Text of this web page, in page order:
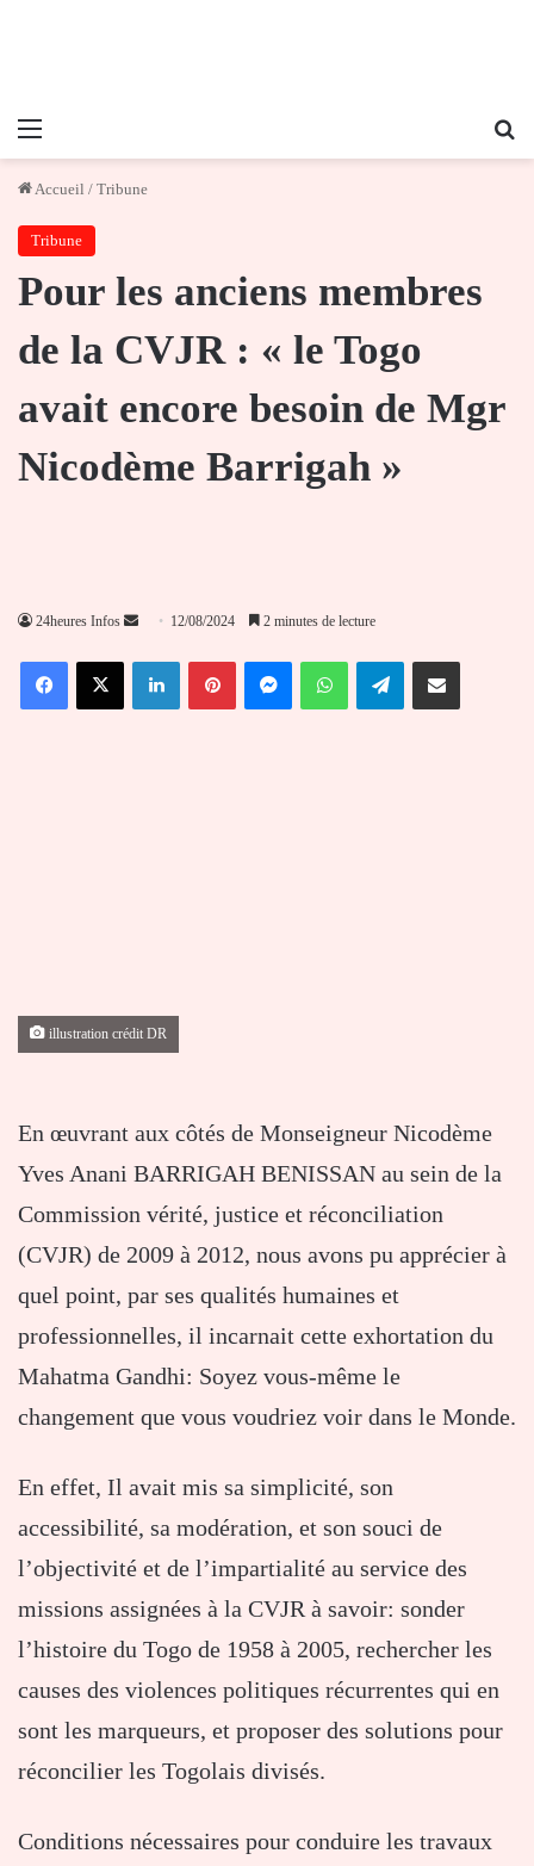
Menu
Accueil / Tribune
Tribune
Pour les anciens membres
de la CVJR : « le Togo
avait encore besoin de Mgr
Nicodème Barrigah »
24heures Infos
Envoyer
courriel
12/08/2024 2 minutes de lecture
FacebookX LinkedinPinterestMessengerWhatsAppTelegramPartager par email
illustration crédit DR
En œuvrant aux côtés de Monseigneur Nicodème
Yves Anani BARRIGAH BENISSAN au sein de la
Commission vérité, justice et réconciliation
(CVJR) de 2009 à 2012, nous avons pu apprécier à
quel point, par ses qualités humaines et
professionnelles, il incarnait cette exhortation du
Mahatma Gandhi: Soyez vous-même le
changement que vous voudriez voir dans le Monde.
En effet, Il avait mis sa simplicité, son
accessibilité, sa modération, et son souci de
l’objectivité et de l’impartialité au service des
missions assignées à la CVJR à savoir: sonder
l’histoire du Togo de 1958 à 2005, rechercher les
causes des violences politiques récurrentes qui en
sont les marqueurs, et proposer des solutions pour
réconcilier les Togolais divisés.
Conditions nécessaires pour conduire les travaux